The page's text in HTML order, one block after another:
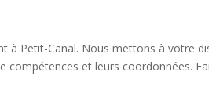
Petit-Canal. Nous mettons à votre
compétences et leurs coordonnées.